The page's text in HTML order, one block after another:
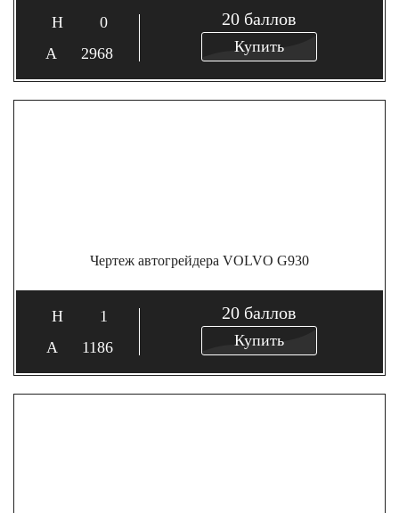
0
2968
20 баллов
Купить
Чертеж автогрейдера VOLVO G930
1
1186
20 баллов
Купить